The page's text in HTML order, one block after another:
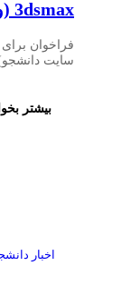
3dsmax (ویژه سایت دانشجو)
سایت
بیشتر
اخبار